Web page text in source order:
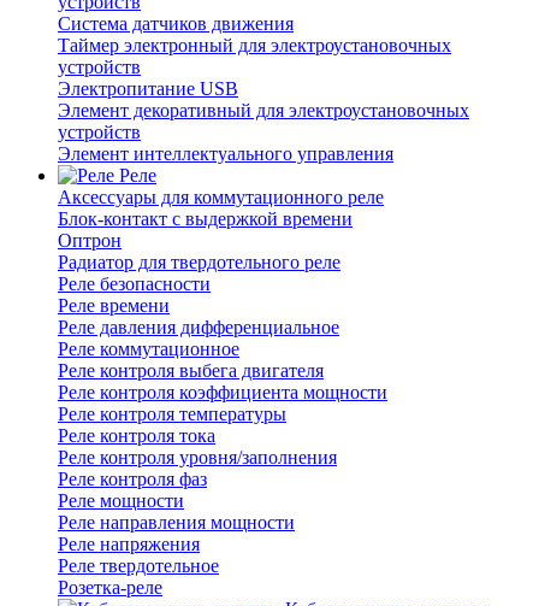
Система датчиков движения
Таймер электронный для электроустановочных
устройств
Электропитание USB
Элемент декоративный для электроустановочных
устройств
Элемент интеллектуального управления
Реле
Аксессуары для коммутационного реле
Блок-контакт с выдержкой времени
Оптрон
Радиатор для твердотельного реле
Реле безопасности
Реле времени
Реле давления дифференциальное
Реле коммутационное
Реле контроля выбега двигателя
Реле контроля коэффициента мощности
Реле контроля температуры
Реле контроля тока
Реле контроля уровня/заполнения
Реле контроля фаз
Реле мощности
Реле направления мощности
Реле напряжения
Реле твердотельное
Розетка-реле